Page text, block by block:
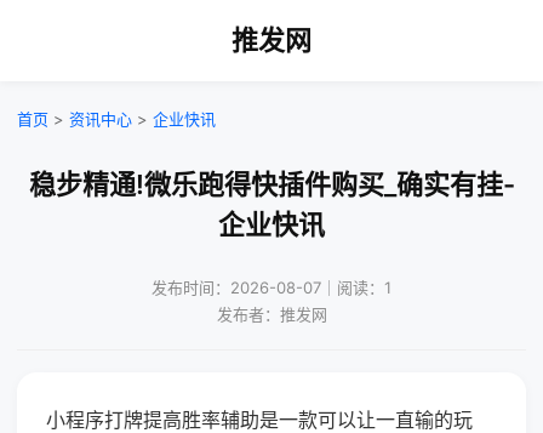
推发网
首页 > 资讯中心 > 企业快讯
稳步精通!微乐跑得快插件购买_确实有挂-
企业快讯
发布时间：2026-08-07｜阅读：1
发布者：推发网
小程序打牌提高胜率辅助是一款可以让一直输的玩